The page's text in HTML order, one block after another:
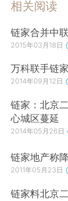
相关阅读
链家合并中
2015年03月18日
万科联手链
2014年09月12日
链家：北京
心城区蔓延
2014年05月26日
链家地产称
2011年05月23日
链家料北京